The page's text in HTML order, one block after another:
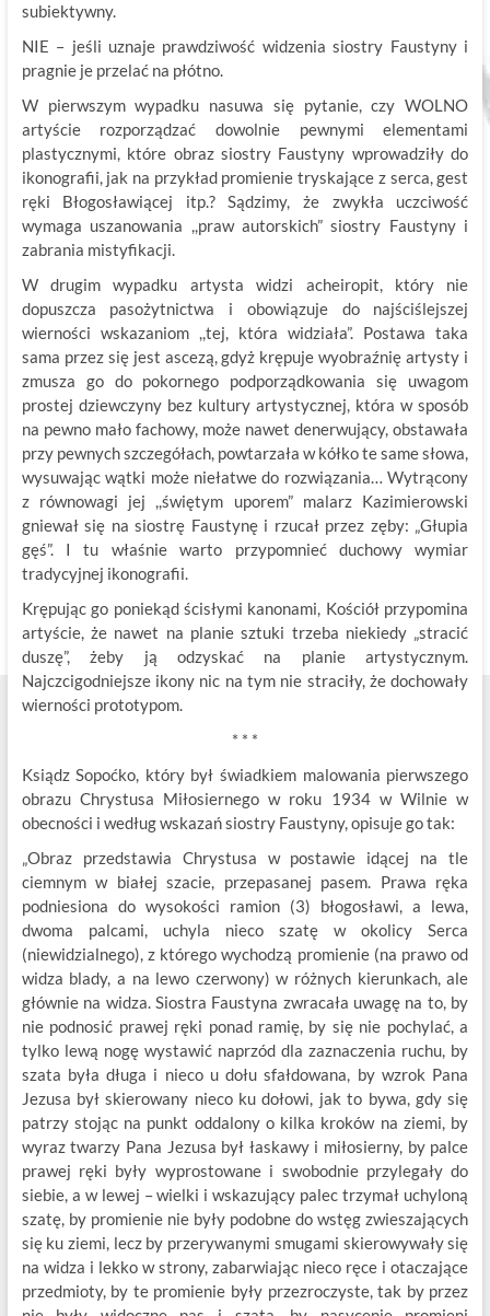
subiektywny.
NIE – jeśli uznaje prawdziwość widzenia siostry Faustyny i
pragnie je przelać na płótno.
W pierwszym wypadku nasuwa się pytanie, czy WOLNO
artyście rozporządzać dowolnie pewnymi elementami
plastycznymi, które obraz siostry Faustyny wprowadziły do
ikonografii, jak na przykład promienie tryskające z serca, gest
ręki Błogosławiącej itp.? Sądzimy, że zwykła uczciwość
wymaga uszanowania ,,praw autorskich” siostry Faustyny i
zabrania mistyfikacji.
W drugim wypadku artysta widzi acheiropit, który nie
dopuszcza pasożytnictwa i obowiązuje do najściślejszej
wierności wskazaniom ,,tej, która widziała”. Postawa taka
sama przez się jest ascezą, gdyż krępuje wyobraźnię artysty i
zmusza go do pokornego podporządkowania się uwagom
prostej dziewczyny bez kultury artystycznej, która w sposób
na pewno mało fachowy, może nawet denerwujący, obstawała
przy pewnych szczegółach, powtarzała w kółko te same słowa,
wysuwając wątki może niełatwe do rozwiązania… Wytrącony
z równowagi jej ,,świętym uporem” malarz Kazimierowski
gniewał się na siostrę Faustynę i rzucał przez zęby: „Głupia
gęś”. I tu właśnie warto przypomnieć duchowy wymiar
tradycyjnej ikonografii.
Krępując go poniekąd ścisłymi kanonami, Kościół przypomina
artyście, że nawet na planie sztuki trzeba niekiedy „stracić
duszę”, żeby ją odzyskać na planie artystycznym.
Najczcigodniejsze ikony nic na tym nie straciły, że dochowały
wierności prototypom.
* * *
Ksiądz Sopoćko, który był świadkiem malowania pierwszego
obrazu Chrystusa Miłosiernego w roku 1934 w Wilnie w
obecności i według wskazań siostry Faustyny, opisuje go tak:
„Obraz przedstawia Chrystusa w postawie idącej na tle
ciemnym w białej szacie, przepasanej pasem. Prawa ręka
podniesiona do wysokości ramion (3) błogosławi, a lewa,
dwoma palcami, uchyla nieco szatę w okolicy Serca
(niewidzialnego), z którego wychodzą promienie (na prawo od
widza blady, a na lewo czerwony) w różnych kierunkach, ale
głównie na widza. Siostra Faustyna zwracała uwagę na to, by
nie podnosić prawej ręki ponad ramię, by się nie pochylać, a
tylko lewą nogę wystawić naprzód dla zaznaczenia ruchu, by
szata była długa i nieco u dołu sfałdowana, by wzrok Pana
Jezusa był skierowany nieco ku dołowi, jak to bywa, gdy się
patrzy stojąc na punkt oddalony o kilka kroków na ziemi, by
wyraz twarzy Pana Jezusa był łaskawy i miłosierny, by palce
prawej ręki były wyprostowane i swobodnie przylegały do
siebie, a w lewej – wielki i wskazujący palec trzymał uchyloną
szatę, by promienie nie były podobne do wstęg zwieszających
się ku ziemi, lecz by przerywanymi smugami skierowywały się
na widza i lekko w strony, zabarwiając nieco ręce i otaczające
przedmioty, by te promienie były przezroczyste, tak by przez